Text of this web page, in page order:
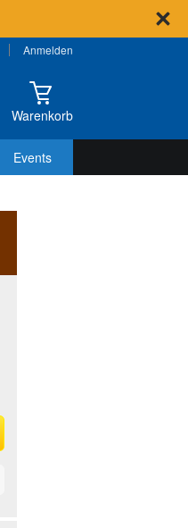
Anmelden
Warenkorb
Events